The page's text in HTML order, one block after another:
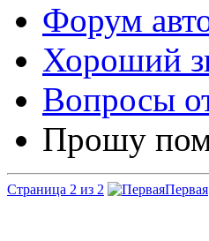
Форум
Хороший
Вопросы
Прошу
Страница 2 из 2 Первая